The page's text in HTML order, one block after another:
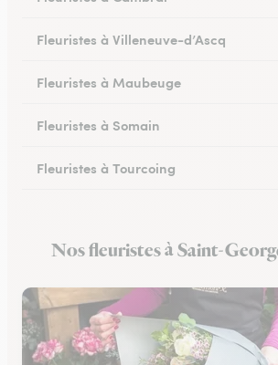
Fleuristes à Villeneuve-d’Ascq
Fleuristes à Maubeuge
Fleuristes à Somain
Fleuristes à Tourcoing
Fleuristes à Cysoing
Nos fleuristes à Saint-